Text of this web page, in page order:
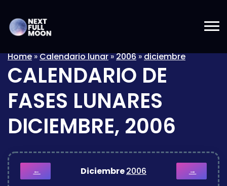
Home»Calendario lunar»2006»diciembre
CALENDARIO DE
FASES LUNARES
DICIEMBRE, 2006
← Diciembre2006 →